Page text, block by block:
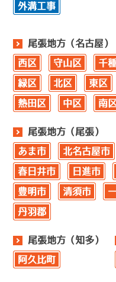
外溝工事
尾張地方（名古屋）
西区 守山区 千
緑区 北区 東区
熱田区 中区 南区
尾張地方（尾張）
あま市 北名古屋市
春日井市 日進市
豊明市 清須市
丹羽郡
尾張地方（知多）
阿久比町